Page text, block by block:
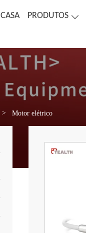
CASA PRODUTOS
> Motor elétrico